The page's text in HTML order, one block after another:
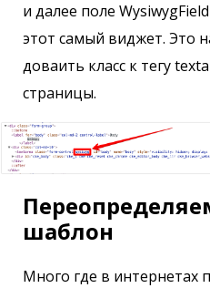
и далее поле
этот самый виджет. Это
доваить класс к тегу
страницы.
шаблон
Много где в интернетах